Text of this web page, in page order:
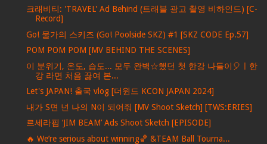
크래비티: 'TRAVEL' Ad Behind (트래블 광고 촬영 비하인드) [C-
Record]
Go! 물가의 스키즈 (Go! Poolside SKZ) #1 [SKZ CODE Ep.57]
POM POM POM [MV BEHIND THE SCENES]
이 분위기, 온도, 습도... 모두 완벽☆했던 첫 한강 나들이🎈ㅣ한
강 라면 처음 끓여 본...
Let's JAPAN! 출국 vlog [더윈드 KCON JAPAN 2024]
내가 S면 넌 나의 N이 되어줘 [MV Shoot Sketch] [TWS:ERIES]
르세라핌 ‘JIM BEAM’ Ads Shoot Sketch [EPISODE]
🔥 We’re serious about winning🏀 &TEAM Ball Tourna...